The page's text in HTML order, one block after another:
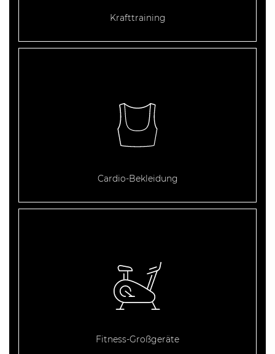
Krafttraining
Cardio-Bekleidung
Fitness-Großgeräte